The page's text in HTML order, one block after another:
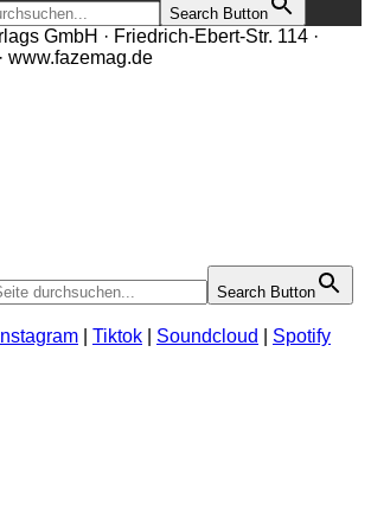
Search Button
GmbH · Friedrich-Ebert-Str. 114 ·
www.fazemag.de
Search Button
Instagram Tiktok Soundcloud Spotify